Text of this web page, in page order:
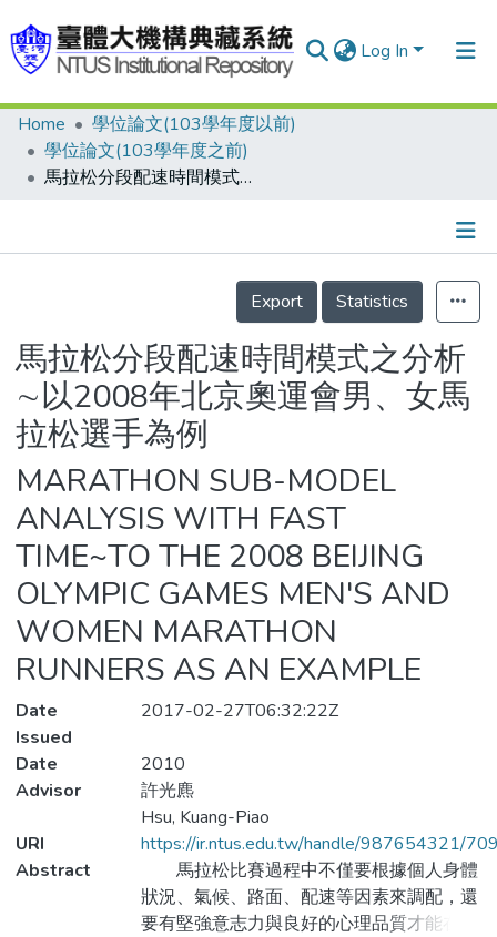
Log In
Communities & Collections
Research Outputs
People
Statistics
Home
學位論文(103學年度以前)
學位論文(103學年度之前)
馬拉松分段配速時間模式之分析∼以2008年北京奧運會男、女馬拉松選手為例
Details
Export
Statistics
馬拉松分段配速時間模式之分析
∼以2008年北京奧運會男、女馬
拉松選手為例
MARATHON SUB-MODEL
ANALYSIS WITH FAST
TIME~TO THE 2008 BEIJING
OLYMPIC GAMES MEN'S AND
WOMEN MARATHON
RUNNERS AS AN EXAMPLE
Date
Issued
2017-02-27T06:32:22Z
Date
2010
Advisor
許光麃
Hsu, Kuang-Piao
URI
https://ir.ntus.edu.tw/handle/987654321/
Abstract
馬拉松比賽過程中不僅要根據個人身體
狀況、氣候、路面、配速等因素來調配，還
要有堅強意志力與良好的心理品質才能在比